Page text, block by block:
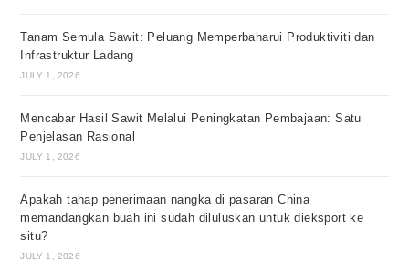
Tanam Semula Sawit: Peluang Memperbaharui Produktiviti dan
Infrastruktur Ladang
JULY 1, 2026
Mencabar Hasil Sawit Melalui Peningkatan Pembajaan: Satu
Penjelasan Rasional
JULY 1, 2026
Apakah tahap penerimaan nangka di pasaran China
memandangkan buah ini sudah diluluskan untuk dieksport ke
situ?
JULY 1, 2026